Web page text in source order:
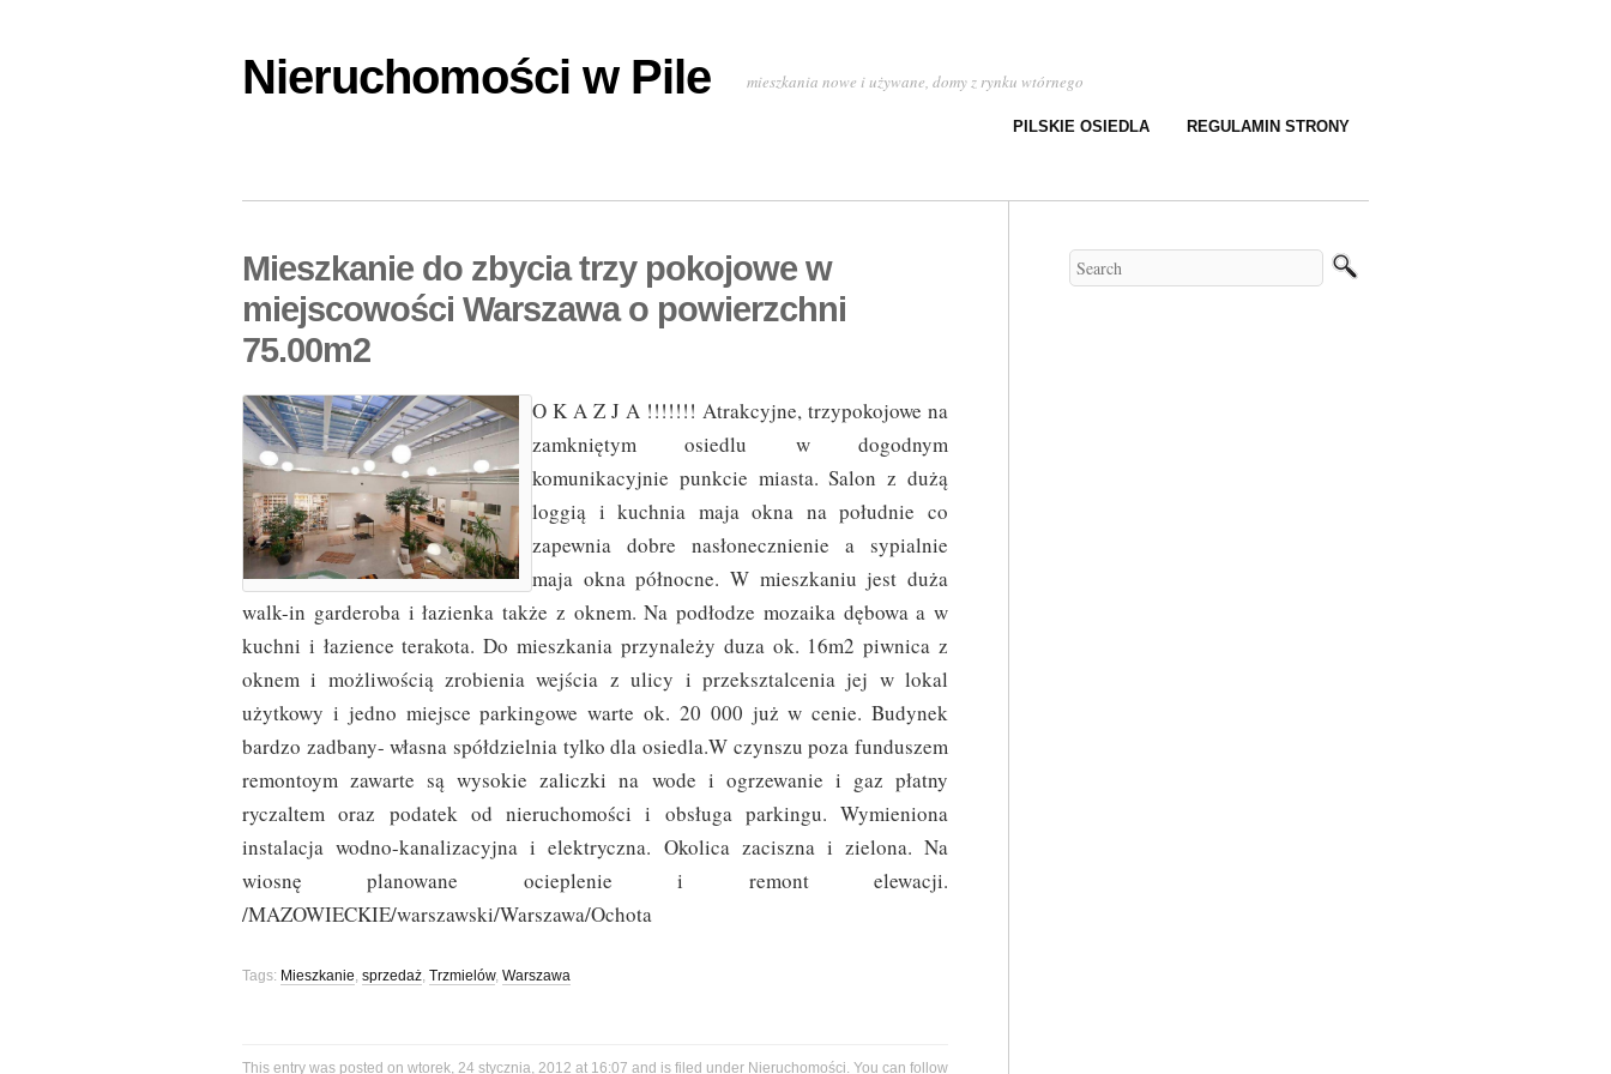
Nieruchomości w Pile mieszkania nowe i używane, domy z rynku wtórnego
PILSKIE OSIEDLA REGULAMIN STRONY
Mieszkanie do zbycia trzy pokojowe w
miejscowości Warszawa o powierzchni
75.00m2
O K A Z J A !!!!!!! Atrakcyjne, trzypokojowe na
zamkniętym osiedlu w dogodnym
komunikacyjnie punkcie miasta. Salon z dużą
loggią i kuchnia maja okna na południe co
zapewnia dobre nasłonecznienie a sypialnie
maja okna północne. W mieszkaniu jest duża
walk-in garderoba i łazienka także z oknem. Na podłodze mozaika dębowa a w
kuchni i łazience terakota. Do mieszkania przynależy duza ok. 16m2 piwnica z
oknem i możliwością zrobienia wejścia z ulicy i przeksztalcenia jej w lokal
użytkowy i jedno miejsce parkingowe warte ok. 20 000 już w cenie. Budynek
bardzo zadbany- własna spółdzielnia tylko dla osiedla.W czynszu poza funduszem
remontoym zawarte są wysokie zaliczki na wode i ogrzewanie i gaz płatny
ryczaltem oraz podatek od nieruchomości i obsługa parkingu. Wymieniona
instalacja wodno-kanalizacyjna i elektryczna. Okolica zaciszna i zielona. Na
wiosnę planowane ocieplenie i remont elewacji.
/MAZOWIECKIE/warszawski/Warszawa/Ochota
Tags: Mieszkanie, sprzedaż, Trzmielów, Warszawa
This entry was posted on wtorek, 24 stycznia, 2012 at 16:07 and is filed under Nieruchomości. You can follow